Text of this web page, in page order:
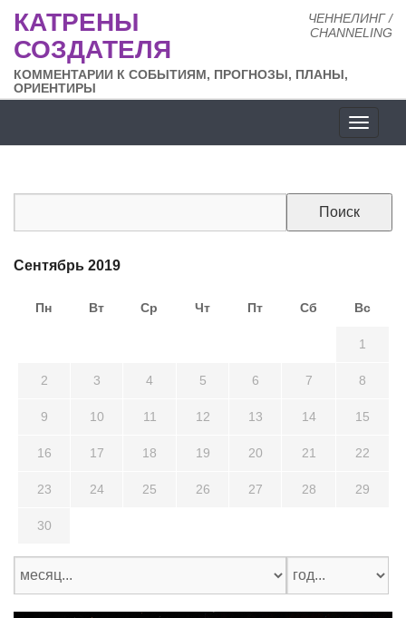
ЧЕННЕЛИНГ /
CHANNELING
КАТРЕНЫ
СОЗДАТЕЛЯ
КОММЕНТАРИИ К СОБЫТИЯМ, ПРОГНОЗЫ, ПЛАНЫ,
ОРИЕНТИРЫ
сайта
Сентябрь 2019
Пн Вт Ср Чт Пт Сб Вс
1
2 3 4 5 6 7 8
9 10 11 12 13 14 15
16 17 18 19 20 21 22
23 24 25 26 27 28 29
30